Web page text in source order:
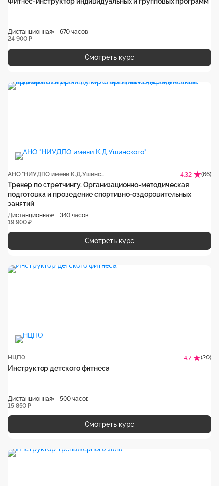
Дистанционная
670 часов
24 900 ₽
Смотреть курс
АНО "НИУДПО имени К.Д.Ушинского" 4.32 (66)
Тренер по стретчингу. Организационно-методическая
подготовка и проведение спортивно-оздоровительных
занятий
Дистанционная
340 часов
19 900 ₽
Смотреть курс
НЦПО 4.7 (20)
Инструктор детского фитнеса
Дистанционная
500 часов
15 850 ₽
Смотреть курс